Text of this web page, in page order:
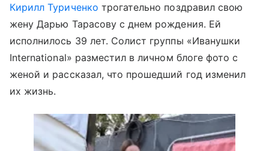
Кирилл Туриченко трогательно поздравил свою
жену Дарью Тарасову с днем рождения. Ей
исполнилось 39 лет. Солист группы «Иванушки
International» разместил в личном блоге фото с
женой и рассказал, что прошедший год изменил
их жизнь.